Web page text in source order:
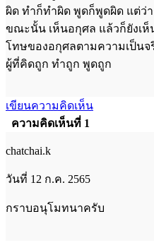
ผิด ทำก็ทำผิด พูดก็พูดผิด แต่
ขณะนั้น เห็นอกุศล แล้วก็ยังเห็
โทษของอกุศลตามความเป็น
ผู้ที่คิดถูก ทำถูก พูดถูก
เขียนความคิดเห็น
ความคิดเห็นที่ 1
chatchai.k
วันที่ 12 ก.ค. 2565
กราบอนุโมทนาครับ